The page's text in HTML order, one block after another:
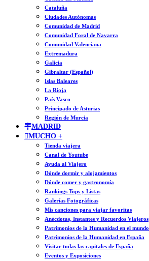
Cataluña
Ciudades Autónomas
Comunidad de Madrid
Comunidad Foral de Navarra
Comunidad Valenciana
Extremadura
Galicia
Gibraltar (Español)
Islas Baleares
La Rioja
País Vasco
Principado de Asturias
Región de Murcia
MADRID
MUCHO +
Tienda viajera
Canal de Youtube
Ayuda al Viajero
Dónde dormir y alojamientos
Dónde comer y gastronomía
Rankings Tops y Listas
Galerías Fotográficas
Mis canciones para viajar favoritas
Anécdotas, Instantes y Recuerdos Viajeros
Patrimonios de la Humanidad en el mundo
Patrimonios de la Humanidad en España
Visitar todas las capitales de España
Eventos y Exposiciones